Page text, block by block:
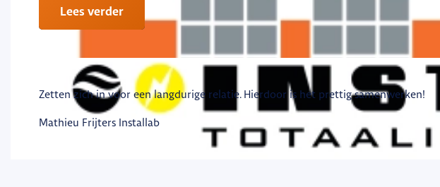
Lees verder
Zetten zich in voor een langdurige relatie. Hierdoor is het prettig samenwerken!
Mathieu Frijters Installab